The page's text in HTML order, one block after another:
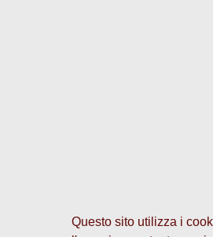
Questo sito utilizza i